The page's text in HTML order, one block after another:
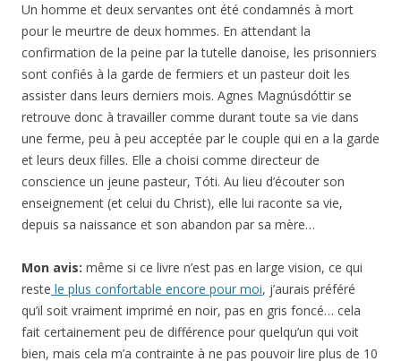
Un homme et deux servantes ont été condamnés à mort
pour le meurtre de deux hommes. En attendant la
confirmation de la peine par la tutelle danoise, les prisonniers
sont confiés à la garde de fermiers et un pasteur doit les
assister dans leurs derniers mois. Agnes Magnúsdóttir se
retrouve donc à travailler comme durant toute sa vie dans
une ferme, peu à peu acceptée par le couple qui en a la garde
et leurs deux filles. Elle a choisi comme directeur de
conscience un jeune pasteur, Tóti. Au lieu d’écouter son
enseignement (et celui du Christ), elle lui raconte sa vie,
depuis sa naissance et son abandon par sa mère…
Mon avis: même si ce livre n’est pas en large vision, ce qui
reste le plus confortable encore pour moi, j’aurais préféré
qu’il soit vraiment imprimé en noir, pas en gris foncé… cela
fait certainement peu de différence pour quelqu’un qui voit
bien, mais cela m’a contrainte à ne pas pouvoir lire plus de 10